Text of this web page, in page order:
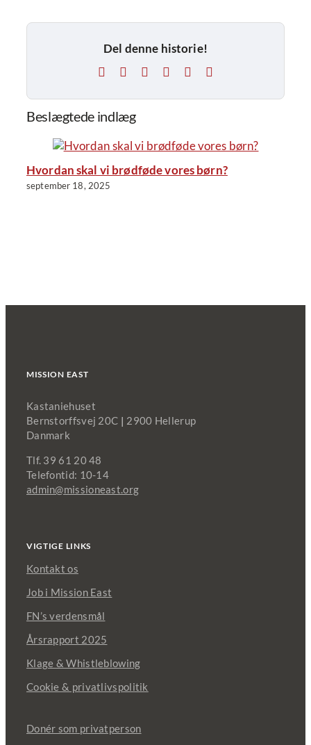
Del denne historie!
Facebook LinkedInTumblrPinterest
Beslægtede indlæg
Hvordan skal vi brødføde vores børn?
september 18, 2025
MISSION EAST
Kastaniehuset
Bernstorffsvej 20C | 2900 Hellerup
Danmark
Tlf. 39 61 20 48
Telefontid: 10-14
admin@missioneast.org
VIGTIGE LINKS
Kontakt os
Job i Mission East
FN’s verdensmål
Årsrapport 2025
Klage & Whistleblowing
Cookie & privatlivspolitik
Donér som privatperson